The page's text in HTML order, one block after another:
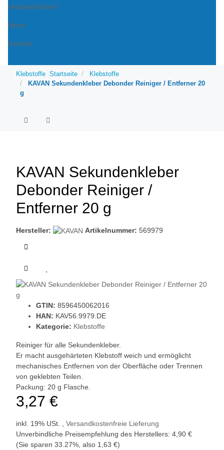
Vergleichsliste 0
News
Kontakt
Klebstoffe Startseite
Klebstoffe
KAVAN Sekundenkleber Debonder Reiniger / Entferner 20
g
KAVAN Sekundenkleber
Debonder Reiniger /
Entferner 20 g
Hersteller: Artikelnummer: 569979
GTIN: 8596450062016
HAN: KAV56.9979.DE
Kategorie: Klebstoffe
Reiniger für alle Sekundenkleber.
Er macht ausgehärteten Klebstoff weich und ermöglicht
mechanisches Entfernen von der Oberfläche oder Trennen
von geklebten Teilen.
Packung: 20 g Flasche.
3,27 €
inkl. 19% USt. , Versandkostenfreie Lieferung
Unverbindliche Preisempfehlung des Herstellers: 4,90 €
(Sie sparen 33.27% , also 1,63 €)